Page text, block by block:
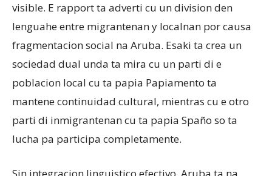
visible. E rapport ta adverti cu un division den
lenguahe entre migrantenan y localnan por causa
fragmentacion social na Aruba. Esaki ta crea un
sociedad dual unda ta mira cu un parti di e
poblacion local cu ta papia Papiamento ta
mantene continuidad cultural, mientras cu e otro
parti di inmigrantenan cu ta papia Spaño so ta
lucha pa participa completamente.